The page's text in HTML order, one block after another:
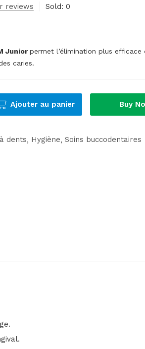
reviews Sold: 0
Junior permet l’élimination plus
caries.
Ajouter au panier Buy
dents Hygiène Soins buccodentaires